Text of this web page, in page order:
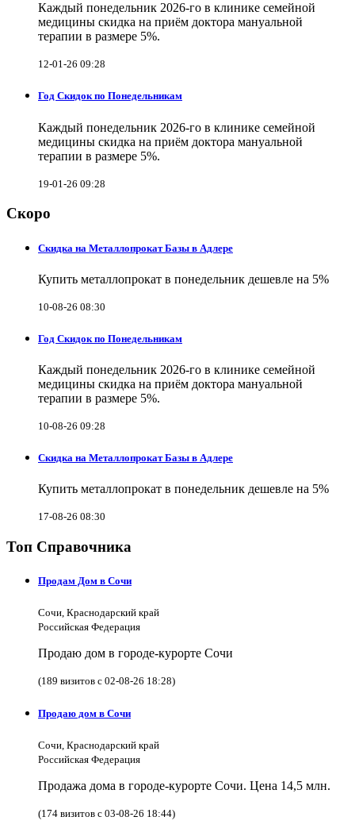
Каждый понедельник 2026-го в клинике семейной
медицины скидка на приём доктора мануальной
терапии в размере 5%.
12-01-26 09:28
Год Скидок по Понедельникам
Каждый понедельник 2026-го в клинике семейной
медицины скидка на приём доктора мануальной
терапии в размере 5%.
19-01-26 09:28
Скоро
Скидка на Металлопрокат Базы в Адлере
Купить металлопрокат в понедельник дешевле на 5%
10-08-26 08:30
Год Скидок по Понедельникам
Каждый понедельник 2026-го в клинике семейной
медицины скидка на приём доктора мануальной
терапии в размере 5%.
10-08-26 09:28
Скидка на Металлопрокат Базы в Адлере
Купить металлопрокат в понедельник дешевле на 5%
17-08-26 08:30
Топ Справочника
Продам Дом в Сочи
Сочи, Краснодарский край
Российская Федерация
Продаю дом в городе-курорте Сочи
(189 визитов с 02-08-26 18:28)
Продаю дом в Сочи
Сочи, Краснодарский край
Российская Федерация
Продажа дома в городе-курорте Сочи. Цена 14,5 млн.
(174 визитов с 03-08-26 18:44)